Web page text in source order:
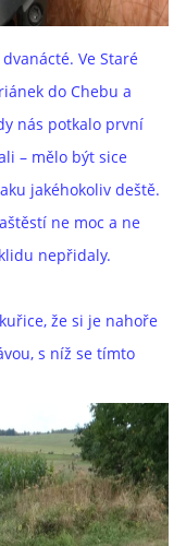
Ve Staré
do Chebu a
nás potkalo první
– mělo být sice
jakéhokoliv deště.
ne moc a ne
nepřidaly.
že si je nahoře
s níž se tímto